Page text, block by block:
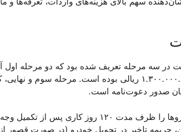
در سه مرحله تعریف شده بود که دو مرحله اول
پرداخت‌های ۱.۳۲۰.۰۰۰.۰۰۰ ریالی و ۱.۳۰۰.۰۰۰.۰۰۰ ریالی بوده است. مرحله
صدور دعوت‌نامه است.
هرمس خودرو متعهد شده است که خودروها را ظرف مدت ۱۲۰ روز
جریمه تاخیر در تحویل خودرو (در صورت قصور